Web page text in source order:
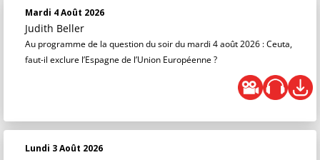
Mardi 4 Août 2026
Judith Beller
Au programme de la question du soir du mardi 4 août 2026 : Ceuta,
faut-il exclure l’Espagne de l’Union Européenne ?
Lundi 3 Août 2026